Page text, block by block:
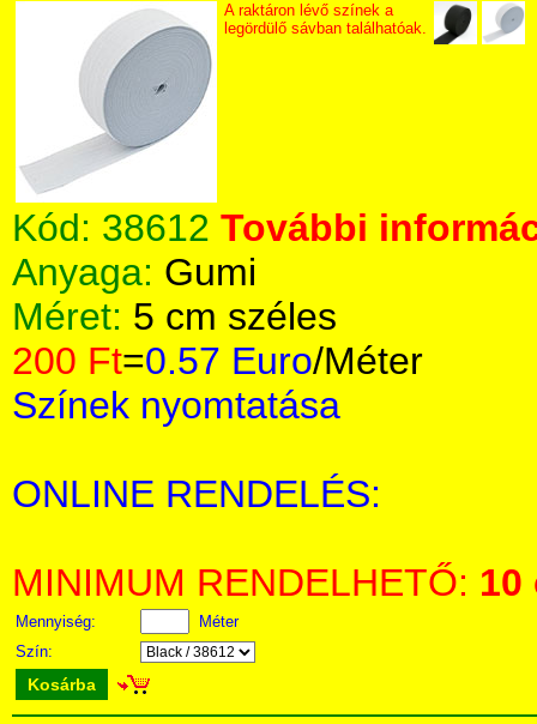
A raktáron lévő színek a
legördülő sávban találhatóak.
Kód: 38612 További
Anyaga: Gumi
Méret: 5 cm széles
200 Ft=0.57 Euro/Méter
Színek nyomtatása
ONLINE RENDELÉS:
MINIMUM RENDELHETŐ: 10
Mennyiség:
Méter
Szín:
Kosárba